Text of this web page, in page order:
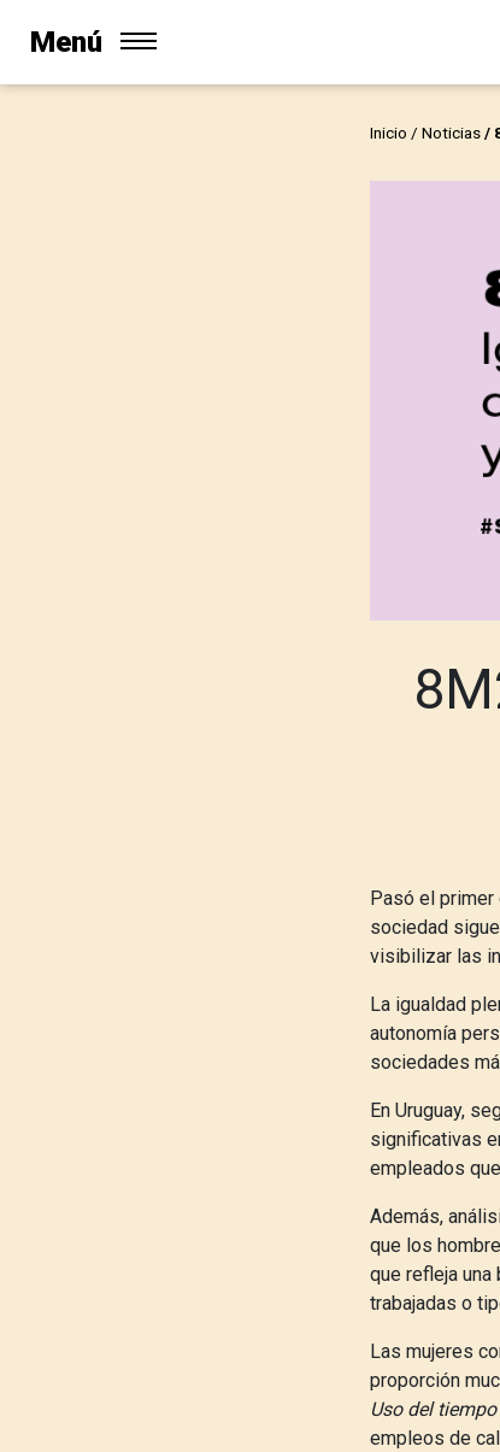
Menú
Inicio / Noticias/
Pasó el
sociedad
visibilizar las
La igualdad
autonomía
sociedades
En Uruguay,
significativas
empleados
Además,
que los
que refleja
trabajadas o
Las mujeres
proporción
Uso del
empleos de